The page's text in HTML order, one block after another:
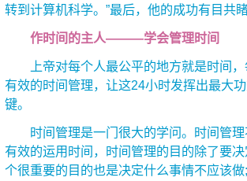
转到计算机科学。”最后，他的成功有目共
作时间的主人———学会管理时间
上帝对每个人最公平的地方就是时间，
有效的时间管理，让这24小时发挥出最大
键。
时间管理是一门很大的学问。时间管理
有效的运用时间，时间管理的目的除了要
个很重要的目的也是决定什么事情不应该